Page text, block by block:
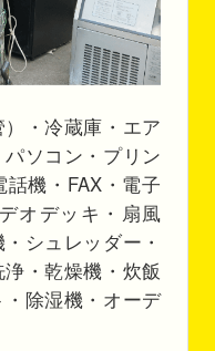
・冷蔵庫・エア
ソコン・プリン
機・FAX・電子
オデッキ・扇風
シュレッダー・
・乾燥機・炊飯
除湿機・オーデ